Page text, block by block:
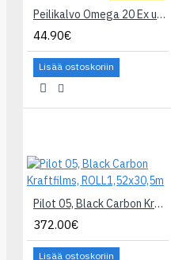
Peilikalvo Omega 20 Ex ulkokäyttöön
44.90€
Lisää ostoskoriin
Pilot 05, Black Carbon Kraftfilms, ROLL1,52x30,5m
372.00€
Lisää ostoskoriin